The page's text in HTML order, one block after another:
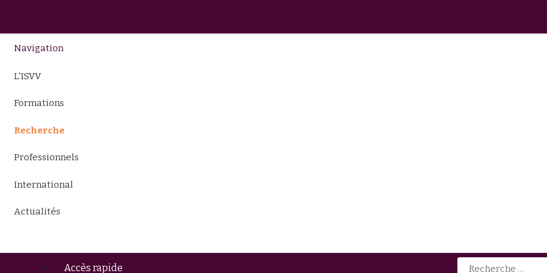
Navigation
L'ISVV
Formations
Recherche
Professionnels
International
Actualités
Accès rapide